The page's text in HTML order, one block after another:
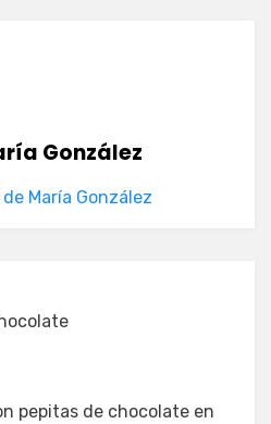
González
María González
pepitas de chocolate en